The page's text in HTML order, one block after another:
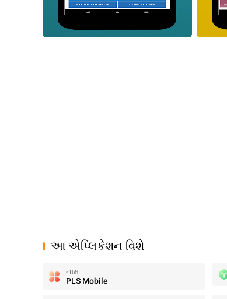
આ એપ્લિકેશન વિશે
નામ
PLS Mobile